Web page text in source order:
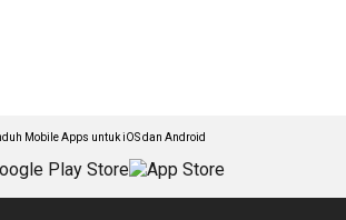
Mobile Apps untuk iOS dan Android